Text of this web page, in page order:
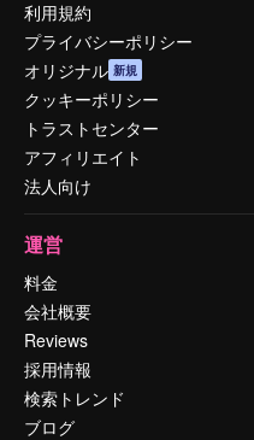
利用規約
プライバシーポリシー
オリジナル 新規
クッキーポリシー
トラストセンター
アフィリエイト
法人向け
運営
料金
会社概要
Reviews
採用情報
検索トレンド
ブログ